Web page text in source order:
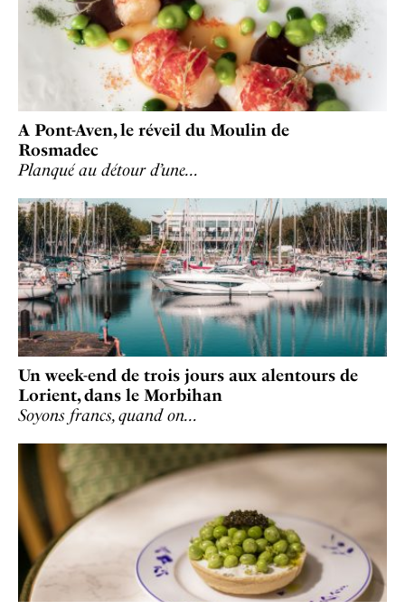
A Pont-Aven, le réveil du Moulin de
Rosmadec
Planqué au détour d’une…
Un week-end de trois jours aux alentours de
Lorient, dans le Morbihan
Soyons francs, quand on…